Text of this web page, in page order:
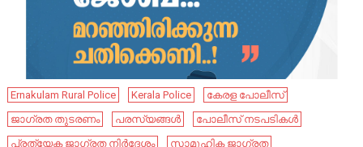
Ernakulam Rural Police Kerala Police
കേരള പോലീസ്
ജാഗ്രത തുടരണം
പരസ്യങ്ങൾ
പോലീസ് നടപടികൾ
പ്രത്യേക ജാഗ്രത നിർദേശം
സാമൂഹിക ജാഗ്രത